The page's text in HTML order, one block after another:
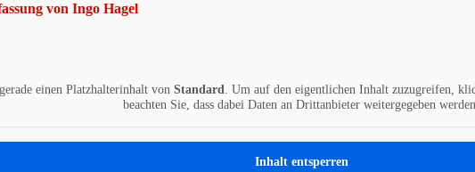
von Ingo Hagel
einen Platzhalterinhalt von Standard
. Um auf den eigentlichen Inhalt zuzugreifen,
beachten Sie, dass dabei Daten an Drittanbieter weitergegeben werden.
Inhalt entsperren